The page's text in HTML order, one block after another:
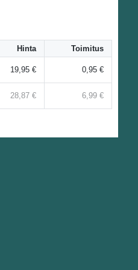
Hinta Toimitus
19,95 € 0,95 €
28,87 € 6,99 €